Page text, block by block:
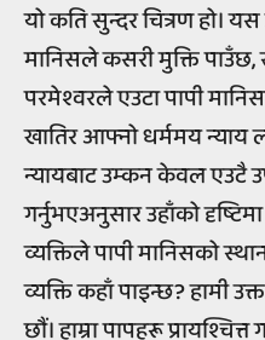
यो कति सुन्दर चित्रण हो।
मानिसले कसरी मुक्ति पाउँछ,
परमेश्वरले एउटा पापी
खातिर आफ्नो धर्ममय न्याय
न्यायबाट उम्कन केवल एउटै
गर्नुभएअनुसार उहाँको
व्यक्तिले पापी मानिसको
व्यक्ति कहाँ पाइन्छ? हामी
छौं। हाम्रा पापहरू